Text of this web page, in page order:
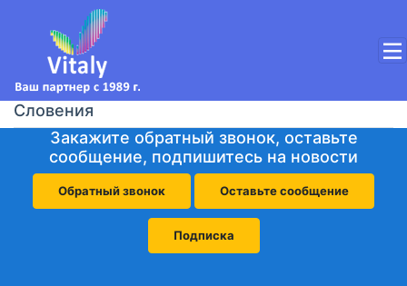
Словения
Закажите обратный звонок, оставьте
сообщение, подпишитесь на новости
Обратный звонок Оставьте сообщение
Подписка